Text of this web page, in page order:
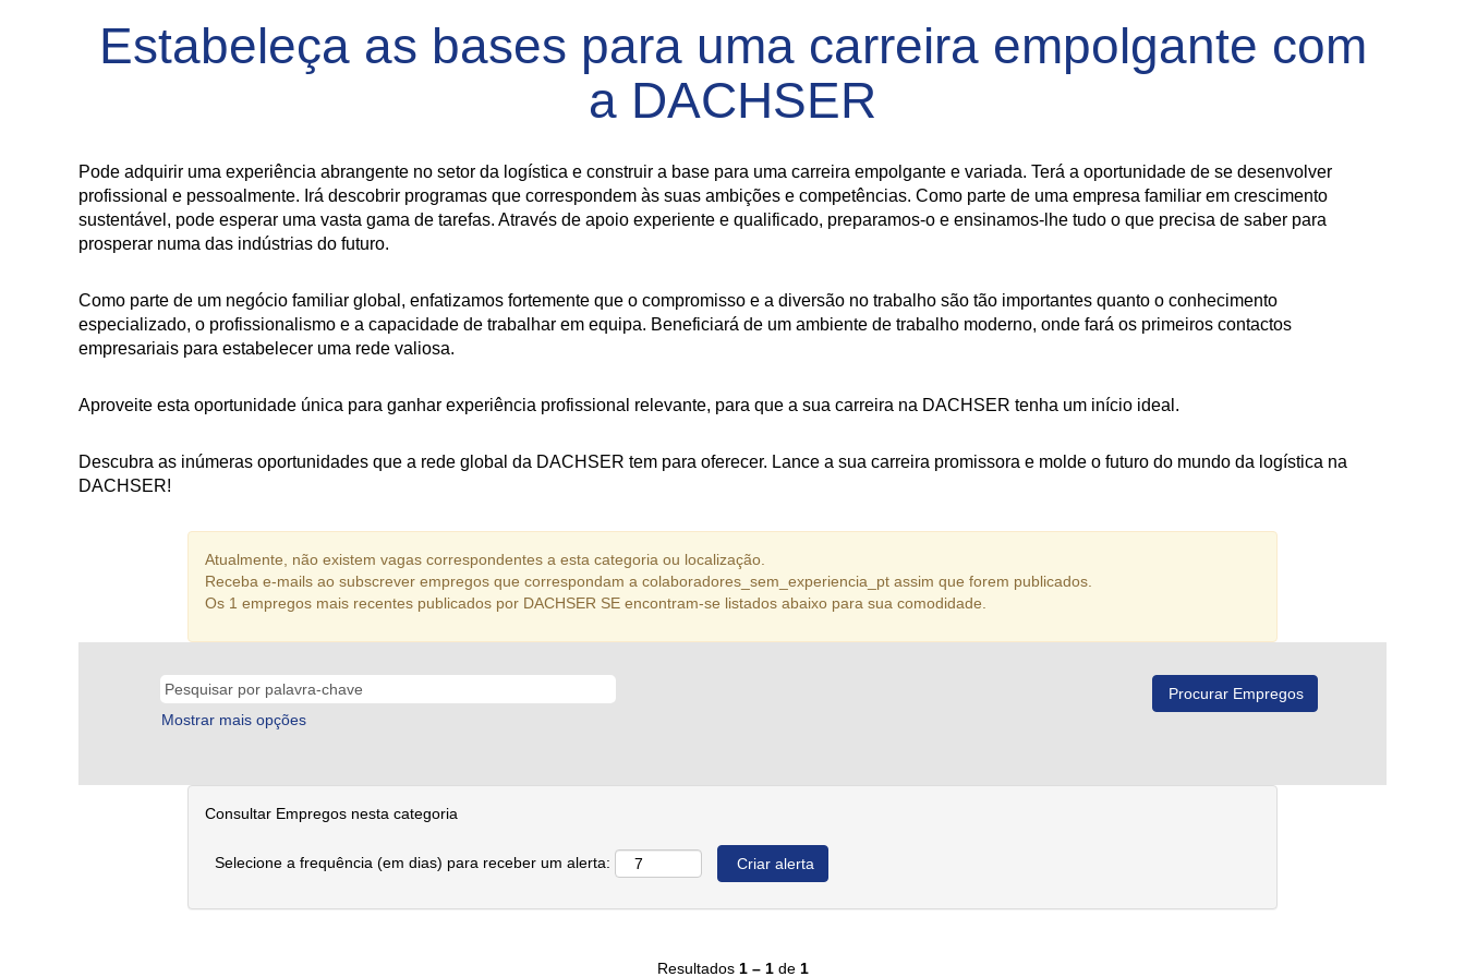
Estabeleça as bases para uma carreira empolgante com
a DACHSER
Pode adquirir uma experiência abrangente no setor da logística e construir a base para uma carreira empolgante e variada. Terá a oportunidade de se desenvolver
profissional e pessoalmente. Irá descobrir programas que correspondem às suas ambições e competências. Como parte de uma empresa familiar em crescimento
sustentável, pode esperar uma vasta gama de tarefas. Através de apoio experiente e qualificado, preparamos-o e ensinamos-lhe tudo o que precisa de saber para
prosperar numa das indústrias do futuro.
Como parte de um negócio familiar global, enfatizamos fortemente que o compromisso e a diversão no trabalho são tão importantes quanto o conhecimento
especializado, o profissionalismo e a capacidade de trabalhar em equipa. Beneficiará de um ambiente de trabalho moderno, onde fará os primeiros contactos
empresariais para estabelecer uma rede valiosa.
Aproveite esta oportunidade única para ganhar experiência profissional relevante, para que a sua carreira na DACHSER tenha um início ideal.
Descubra as inúmeras oportunidades que a rede global da DACHSER tem para oferecer. Lance a sua carreira promissora e molde o futuro do mundo da logística na
DACHSER!
Atualmente, não existem vagas correspondentes a esta categoria ou localização.
Receba e-mails ao subscrever empregos que correspondam a colaboradores_sem_experiencia_pt assim que forem publicados.
Os 1 empregos mais recentes publicados por DACHSER SE encontram-se listados abaixo para sua comodidade.
Mostrar mais opções
Consultar Empregos nesta categoria
Selecione a frequência (em dias) para receber um alerta:
Resultados 1 – 1de 1